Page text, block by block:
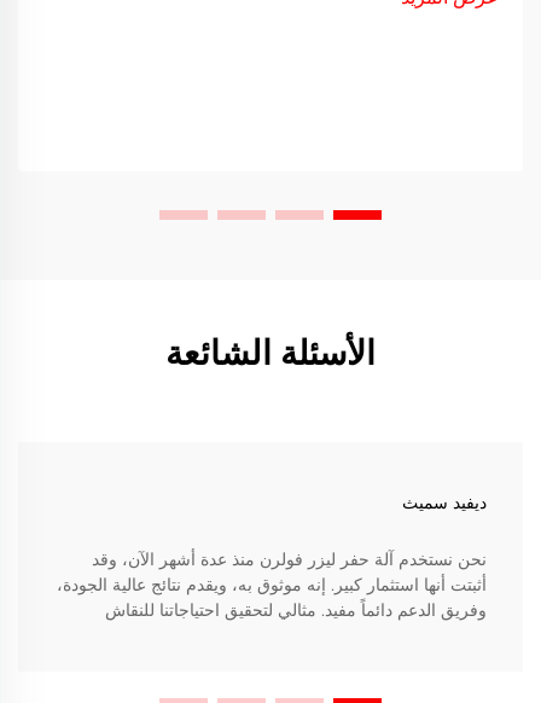
الأسئلة الشائعة
ديفيد سميث
نحن نستخدم آلة حفر ليزر فولرن منذ عدة أشهر الآن، وقد
أثبتت أنها استثمار كبير. إنه موثوق به، ويقدم نتائج عالية الجودة،
وفريق الدعم دائماً مفيد. مثالي لتحقيق احتياجاتنا للنقاش